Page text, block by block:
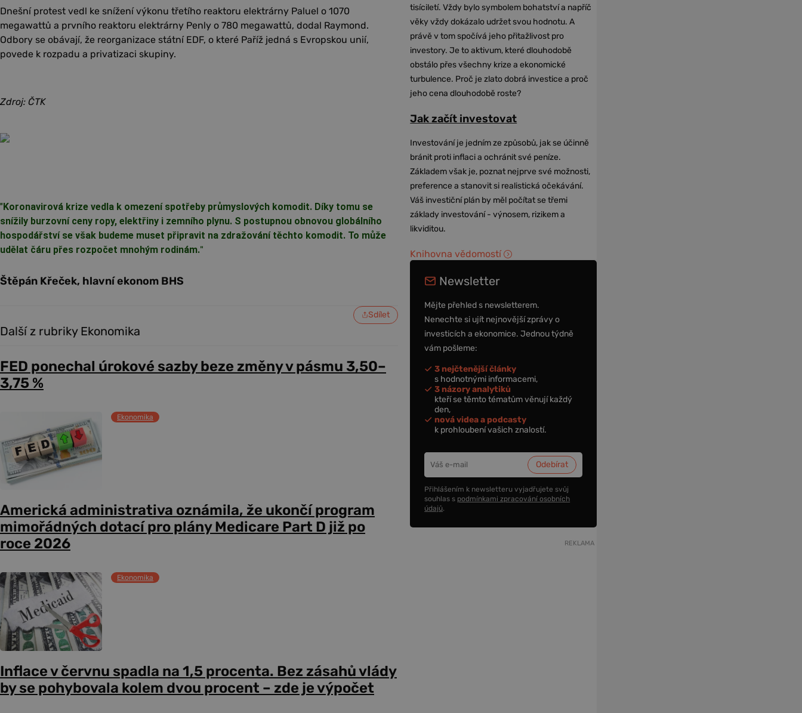
Dnešní protest vedl ke snížení výkonu třetího reaktoru elektrárny Paluel o 1070
megawattů a prvního reaktoru elektrárny Penly o 780 megawattů, dodal Raymond.
Odbory se obávají, že reorganizace státní EDF, o které Paříž jedná s Evropskou unií,
povede k rozpadu a privatizaci skupiny.
Zdroj: ČTK
"Koronavirová krize vedla k omezení spotřeby průmyslových komodit. Díky tomu se
snížily burzovní ceny ropy, elektřiny i zemního plynu. S postupnou obnovou globálního
hospodářství se však budeme muset připravit na zdražování těchto komodit. To může
udělat čáru přes rozpočet mnohým rodinám."
Štěpán Křeček, hlavní ekonom BHS
Sdílet
Další z rubriky Ekonomika
FED ponechal úrokové sazby beze změny v pásmu 3,50–
3,75 %
Ekonomika
Americká administrativa oznámila, že ukončí program
mimořádných dotací pro plány Medicare Part D již po
roce 2026
Ekonomika
Inflace v červnu spadla na 1,5 procenta. Bez zásahů vlády
by se pohybovala kolem dvou procent – zde je výpočet
tisíciletí. Vždy bylo symbolem bohatství a napříč
věky vždy dokázalo udržet svou hodnotu. A
právě v tom spočívá jeho přitažlivost pro
investory. Je to aktivum, které dlouhodobě
obstálo přes všechny krize a ekonomické
turbulence. Proč je zlato dobrá investice a proč
jeho cena dlouhodobě roste?
Jak začít investovat
Investování je jedním ze způsobů, jak se účinně
bránit proti inflaci a ochránit své peníze.
Základem však je, poznat nejprve své možnosti,
preference a stanovit si realistická očekávání.
Váš investiční plán by měl počítat se třemi
základy investování - výnosem, rizikem a
likviditou.
Knihovna vědomostí
Newsletter
Mějte přehled s newsletterem.
Nenechte si ujít nejnovější zprávy o
investicích a ekonomice. Jednou týdně
vám pošleme:
3 nejčtenější články
s hodnotnými informacemi,
3 názory analytiků
kteří se těmto tématům věnují každý
den,
nová videa a podcasty
k prohloubení vašich znalostí.
Přihlášením k newsletteru vyjadřujete svůj
souhlas s podmínkami zpracování osobních
údajů.
REKLAMA